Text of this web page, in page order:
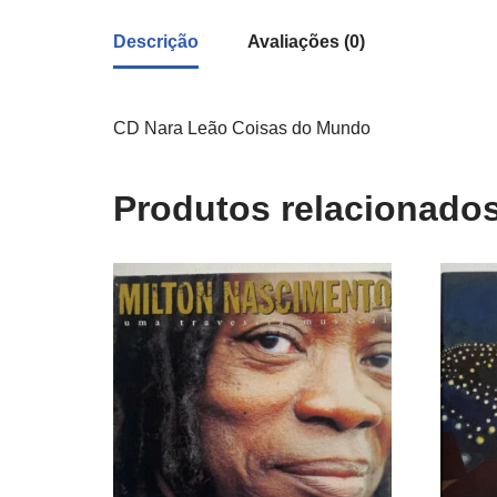
Descrição Avaliações (0)
CD Nara Leão Coisas do Mundo
Produtos